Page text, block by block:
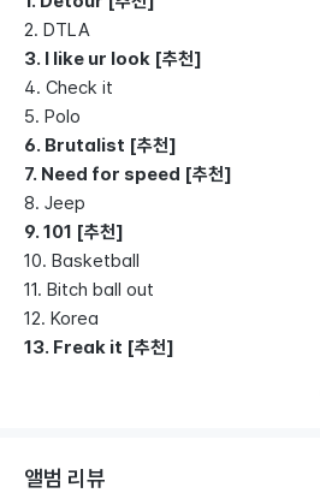
2. DTLA
3. I like ur look [추천]
4. Check it
5. Polo
6. Brutalist [추천]
7. Need for speed [추천]
8. Jeep
9. 101 [추천]
10. Basketball
11. Bitch ball out
12. Korea
13. Freak it [추천]
앨범 리뷰